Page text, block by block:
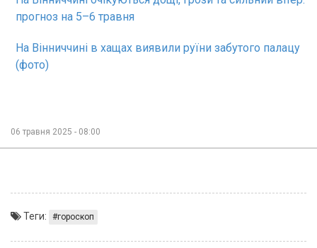
прогноз на 5–6 травня
На Вінниччині в хащах виявили руїни забутого палацу
(фото)
06 травня 2025 - 08:00
Теги: гороскоп